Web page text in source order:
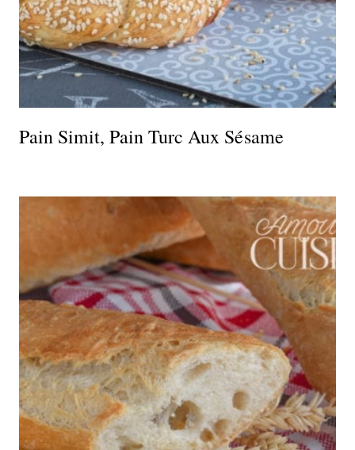
Pain Simit, Pain Turc Aux Sésame